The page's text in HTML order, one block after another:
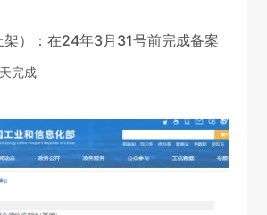
架）：在24年3月31号前完成备案
完成